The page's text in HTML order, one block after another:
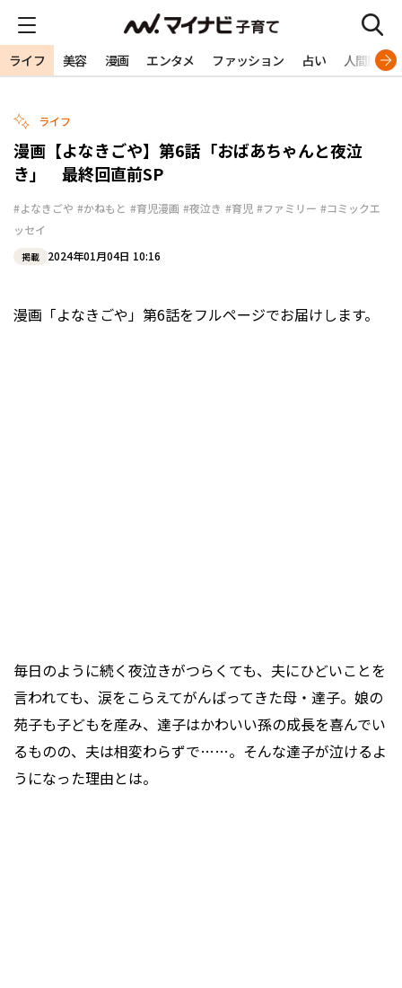
ライフ 美容 漫画 エンタメ ファッション 占い 人間関係
ライフ
漫画【よなきごや】第6話「おばあちゃんと夜泣
き」 最終回直前SP
#よなきごや #かねもと #育児漫画 #夜泣き #育児 #ファミリー #コミックエ
ッセイ
掲載 2024年01月04日 10:16
漫画「よなきごや」第6話をフルページでお届けします。
毎日のように続く夜泣きがつらくても、夫にひどいことを
言われても、涙をこらえてがんばってきた母・達子。娘の
苑子も子どもを産み、達子はかわいい孫の成長を喜んでい
るものの、夫は相変わらずで……。そんな達子が泣けるよ
うになった理由とは。